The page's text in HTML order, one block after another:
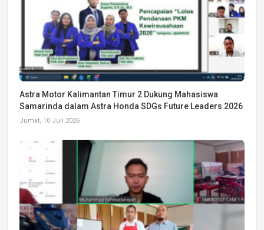
Astra Motor Kalimantan Timur 2 Dukung Mahasiswa
Samarinda dalam Astra Honda SDGs Future Leaders 2026
Jumat, 10 Juli 2026